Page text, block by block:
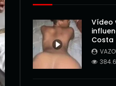
Vídeo
Costa